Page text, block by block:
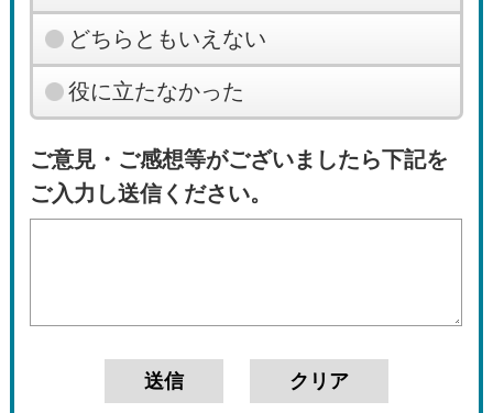
どちらともいえない
役に立たなかった
ご意見・ご感想等がございましたら下記を
ご入力し送信ください。